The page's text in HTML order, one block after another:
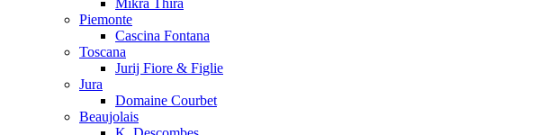
Mikra Thira
Piemonte
Cascina Fontana
Toscana
Jurij Fiore & Figlie
Jura
Domaine Courbet
Beaujolais